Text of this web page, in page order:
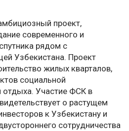
проект,
современного и
рядом с
Узбекистана. Проект
жилых кварталов,
социальной
отдыха. Участие ФСК в
о растущем
к Узбекистану и
сотрудничества